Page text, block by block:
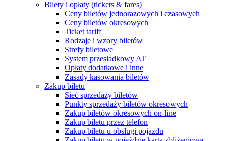
Bilety i opłaty (tickets & fares)
Ceny biletów jednorazowych i czasowych
Ceny biletów okresowych
Ticket tariff
Rodzaje i wzory biletów
Strefy biletowe
System przesiadkowy AT
Opłaty dodatkowe i inne
Zasady kasowania biletów
Zakup biletu
Sieć sprzedaży biletów
Punkty sprzedaży biletów okresowych
Zakup biletów okresowych on-line
Zakup biletu przez telefon
Zakup biletu u obsługi pojazdu